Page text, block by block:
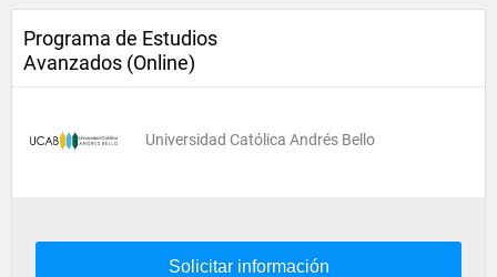
Programa de Estudios
Avanzados (Online)
Universidad Católica Andrés Bello
Solicitar información